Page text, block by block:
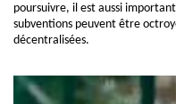
poursuivre, il est aussi
subventions peuvent être
décentralisées.